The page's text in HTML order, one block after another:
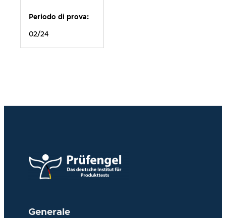
Periodo di prova:
02/24
Generale